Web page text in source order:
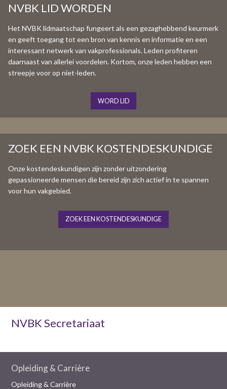
NVBK LID WORDEN
Het NVBK lidmaatschap fungeert als een gezaghebbend keurmerk
en geeft toegang tot een bron van kennis en informatie en een
interessant netwerk van vakprofessionals. Leden profiteren
daarnaast van allerlei voordelen. Kortom, onze leden hebben een
streepje voor op niet-leden.
WORD LID
ZOEK EEN NVBK KOSTENDESKUNDIGE
Onze kostendeskundigen zijn zonder uitzondering
gepassioneerde mensen die bereid zijn zich actief in te spannen
voor hun vakgebied.
ZOEK EEN KOSTENDESKUNDIGE
NVBK Secretariaat
Opleiding & Carrière
Opleiding & Carrière